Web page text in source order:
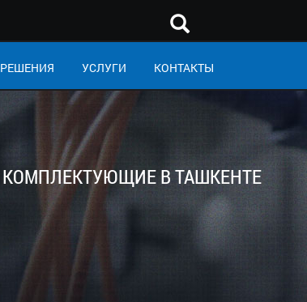
РЕШЕНИЯ УСЛУГИ КОНТАКТЫ
КОМПЛЕКТУЮЩИЕ В ТАШКЕНТЕ